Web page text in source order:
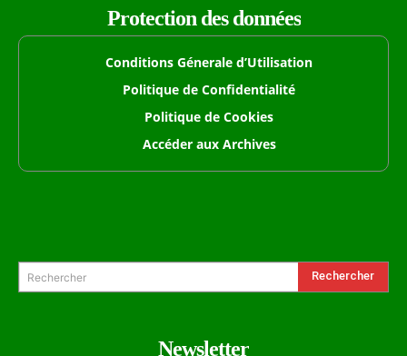
Protection des données
Conditions Génerale d’Utilisation
Politique de Confidentialité
Politique de Cookies
Accéder aux Archives
Rechercher Rechercher
Newsletter